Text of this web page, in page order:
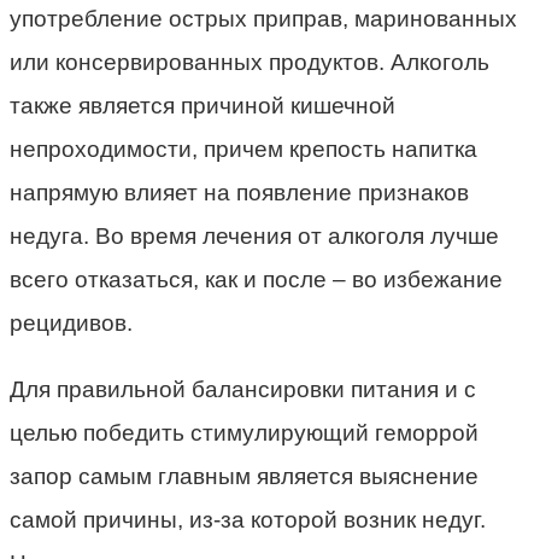
употребление острых приправ, маринованных
или консервированных продуктов. Алкоголь
также является причиной кишечной
непроходимости, причем крепость напитка
напрямую влияет на появление признаков
недуга. Во время лечения от алкоголя лучше
всего отказаться, как и после – во избежание
рецидивов.
Для правильной балансировки питания и с
целью победить стимулирующий геморрой
запор самым главным является выяснение
самой причины, из-за которой возник недуг.